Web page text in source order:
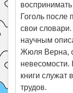
Гоголь после
свои
научным
Жюля Верна,
невесомости.
книги служат
трудов.